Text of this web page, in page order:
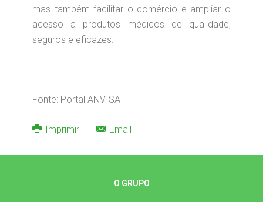
mas também facilitar o comércio e ampliar o
acesso a produtos médicos de qualidade,
seguros e eficazes.
Fonte: Portal ANVISA
Imprimir Email
O GRUPO